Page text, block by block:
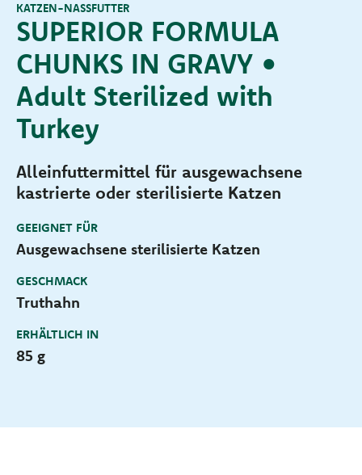
SUPERIOR FORMULA
CHUNKS IN GRAVY •
Adult Sterilized with
Turkey
KATZEN-NASSFUTTER
Alleinfuttermittel für ausgewachsene
kastrierte oder sterilisierte Katzen
GEEIGNET FÜR
Ausgewachsene sterilisierte Katzen
GESCHMACK
Truthahn
ERHÄLTLICH IN
85 g